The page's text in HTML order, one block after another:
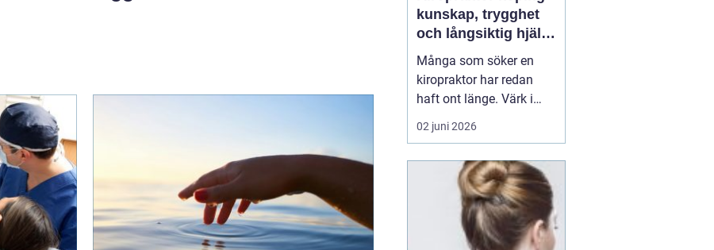
kunskap, trygghet
och långsiktig hjälp
för ryggen
Många som söker en
kiropraktor har redan
haft ont länge. Värk i
rygg, nacke eller huvud
blir lätt en del av
låser sig helt eller
smärtan gör det svårt att
jobba, sova eller träna.
För den som letar efter
02 juni 2026